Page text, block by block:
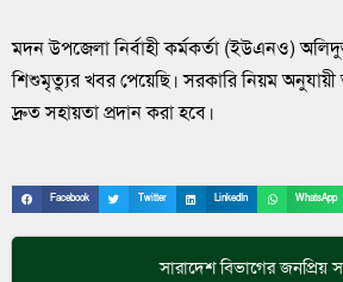
মদন উপজেলা নির্বাহী কর্মকর্তা (ইউএনও)
শিশুমৃত্যুর খবর পেয়েছি। সরকারি নিয়ম
দ্রুত সহায়তা প্রদান করা হবে।
Facebook Twitter LinkedIn WhatsApp
সারাদেশবিভাগের জনপ্রিয়